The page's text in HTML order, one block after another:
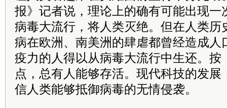
报》记者说，理论上的确有可能出现一
病毒大流行，将人类灭绝。但在人类历
病在欧洲、南美洲的肆虐都曾经造成人
疫力的人得以从病毒大流行中生还。按
点，总有人能够存活。现代科技的发展
信人类能够抵御病毒的无情侵袭。